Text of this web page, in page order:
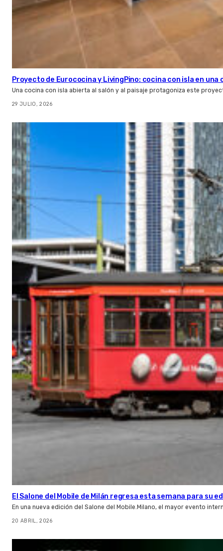
Proyecto de Eurococina y LivingPino: cocina con isla en una
Una cocina con isla abierta al salón y al paisaje protagoniza este
29 JULIO, 2026
El Salone del Mobile de Milán regresa esta semana para su
En una nueva edición del Salone del Mobile.Milano, el mayor evento
20 ABRIL, 2026